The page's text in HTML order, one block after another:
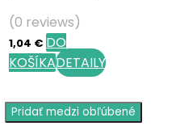
(0 reviews)
1,04 € DO
KOŠÍKADETAILY
Pridať medzi obľúbené